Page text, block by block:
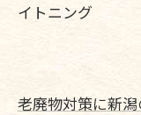
イトニング
老廃物対策に新